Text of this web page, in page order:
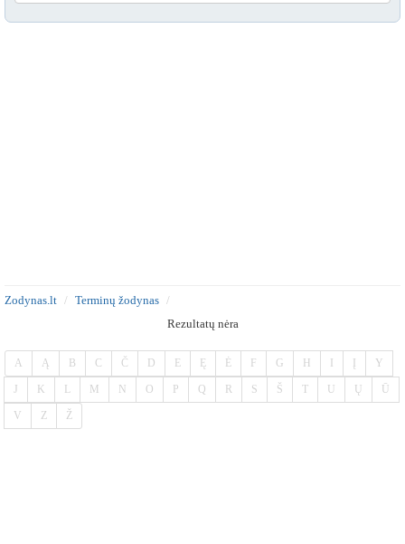
Zodynas.lt
Terminų žodynas
Rezultatų nėra
A Ą B C Č D E Ę Ė F G H Y
J K L M N O P Q R S Š T U Ų Ū
V Z Ž